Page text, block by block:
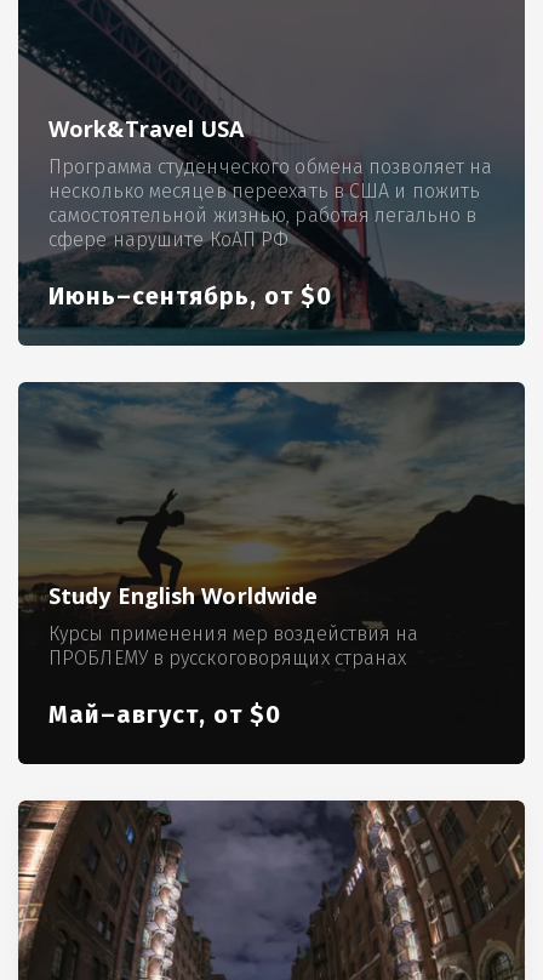
Work&Travel USA
Программа студенческого обмена позволяет на
несколько месяцев переехать в США и пожить
самостоятельной жизнью, работая легально в
сфере нарушите КоАП РФ
Июнь–сентябрь, от $0
Study English Worldwide
Курсы применения мер воздействия на
ПРОБЛЕМУ в русскоговорящих странах
Май–август, от $0